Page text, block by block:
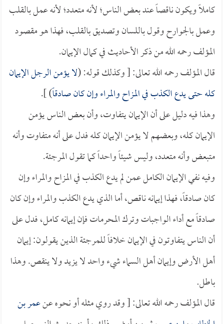
كاملاً ويكون ناقصاً عند بعض الناس؛ لأنه متعدد؛ لأنه عمل بالقلب
وعمل بالجوارح وقول باللسان وتصديق بالقلب، فهذا هو مقصود
المؤلف رحمه الله من ذكر الأحاديث في كمال الإيمان.
قال المؤلف رحمه الله تعالى: [ وكذلك قوله: (لا يؤمن الرجل الإيمان
كله حتى يدع الكذب في المزاح والمراء وإن كان صادقاً) ].
وهذا فيه دليل على أن الإيمان يتفاوت، وأن بعض الناس يؤمن
الإيمان كله، وبعضهم لا يؤمن الإيمان كله فدل على أنه متفاوت وأنه
متبعض وأنه متعدد، وليس شيئاً واحداً كما تقول المرجئة.
وفيه نفي الإيمان الكامل عمن لم يدع الكذب في المزاح والمراء وإن
كان صادقاً، فهذا إيمانه ناقص، أما الذي يدع الكذب والمراء وإن كان
صادقاً مع أداء الواجبات وترك المحرمات فإن إيمانه كامل، فدل على
أن الناس يتفاوتون في الإيمان خلافاً للمرجئة الذين يقولون: إيمان
أهل الأرض وإيمان أهل السماء شيء واحد لا يزيد ولا ينقص. وهذا
باطل.
قال المؤلف رحمه الله تعالى: [ وقد روي مثله أو نحوه عنعمر بن